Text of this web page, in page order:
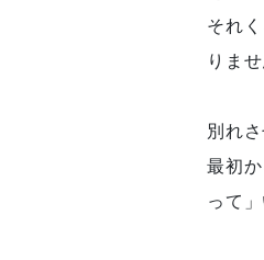
それ
りませ
別れ
最初
って